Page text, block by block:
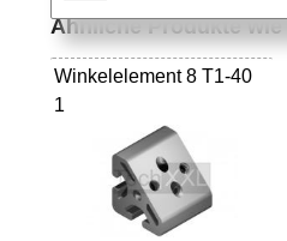
Ähnliche Produkte wie
Winkelelement 8 T1-40
1